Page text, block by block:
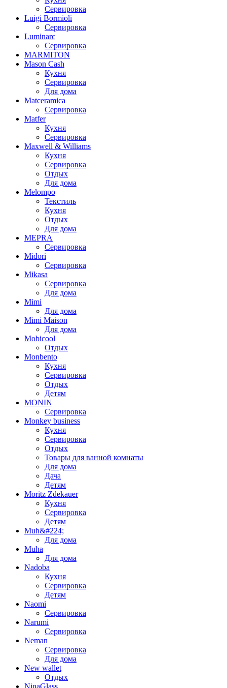
Сервировка
Luigi Bormioli
Сервировка
Luminarc
Сервировка
MARMITON
Mason Cash
Кухня
Сервировка
Для дома
Matceramica
Сервировка
Matfer
Кухня
Сервировка
Maxwell & Williams
Кухня
Сервировка
Отдых
Для дома
Melompo
Текстиль
Кухня
Отдых
Для дома
MEPRA
Сервировка
Midori
Сервировка
Mikasa
Сервировка
Для дома
Mimi
Для дома
Mimi Maison
Для дома
Mobicool
Отдых
Monbento
Кухня
Сервировка
Отдых
Детям
MONIN
Сервировка
Monkey business
Кухня
Сервировка
Отдых
Товары для ванной комнаты
Для дома
Дача
Детям
Moritz Zdekauer
Кухня
Сервировка
Детям
Muh&#224;
Для дома
Muha
Для дома
Nadoba
Кухня
Сервировка
Детям
Naomi
Сервировка
Narumi
Сервировка
Neman
Сервировка
Для дома
New wallet
Отдых